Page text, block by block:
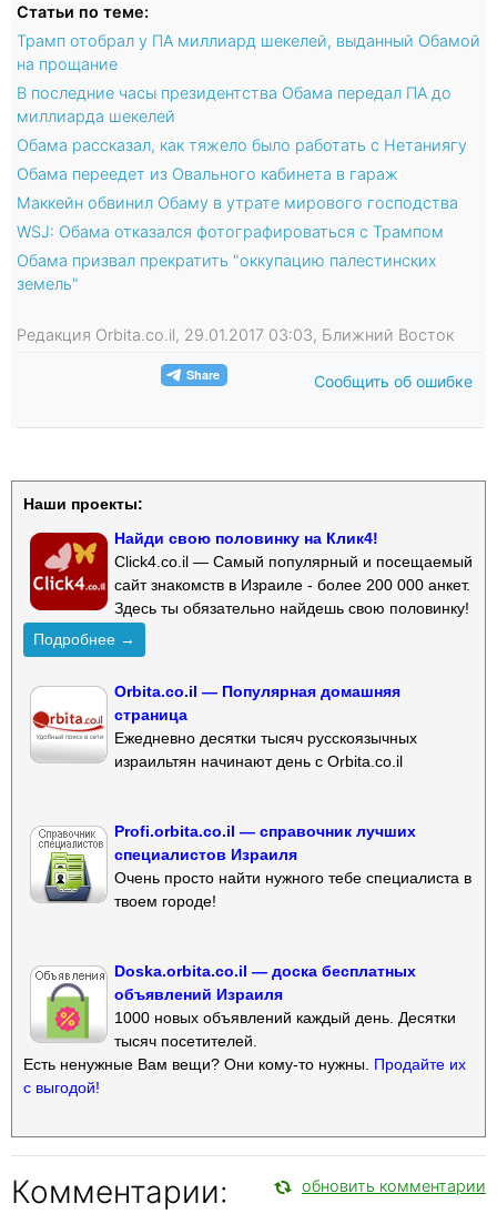
Статьи по теме:
Трамп отобрал у ПА миллиард шекелей, выданный Обамой
на прощание
В последние часы президентства Обама передал ПА до
миллиарда шекелей
Обама рассказал, как тяжело было работать с Нетаниягу
Обама переедет из Овального кабинета в гараж
Маккейн обвинил Обаму в утрате мирового господства
WSJ: Обама отказался фотографироваться с Трампом
Обама призвал прекратить "оккупацию палестинских
земель"
Редакция Orbita.co.il, 29.01.2017 03:03, Ближний Восток
Сообщить об ошибке
Наши проекты:
Найди свою половинку на Клик4!
Click4.co.il — Самый популярный и посещаемый
сайт знакомств в Израиле - более 200 000 анкет.
Здесь ты обязательно найдешь свою половинку!
Подробнее →
Orbita.co.il — Популярная домашняя
страница
Ежедневно десятки тысяч русскоязычных
израильтян начинают день с Orbita.co.il
Profi.orbita.co.il — справочник лучших
специалистов Израиля
Очень просто найти нужного тебе специалиста в
твоем городе!
Doska.orbita.co.il — доска бесплатных
объявлений Израиля
1000 новых объявлений каждый день. Десятки
тысяч посетителей.
Есть ненужные Вам вещи? Они кому-то нужны. Продайте их
с выгодой!
Комментарии: обновить комментарии